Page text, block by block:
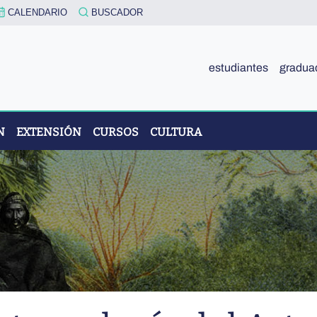
CALENDARIO BUSCADOR
estudiantes
EXTENSIÓN CURSOS CULTURA
EDUARDO CASANOVA”